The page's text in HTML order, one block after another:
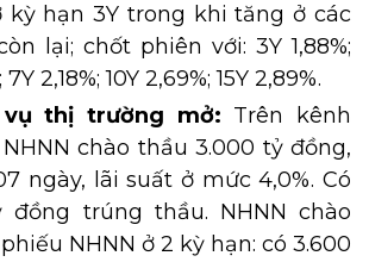
kỳ hạn 3Y trong khi tăng ở các
lại; chốt phiên với: 3Y 1,88%;
7Y 2,18%; 10Y 2,69%; 15Y 2,89%.
vụ thị trường mở: Trên kênh
chào thầu 3.000 tỷ đồng,
ngày, lãi suất ở mức 4,0%. Có
đồng trúng thầu. NHNN chào
NHNN ở 2 kỳ hạn: có 3.600